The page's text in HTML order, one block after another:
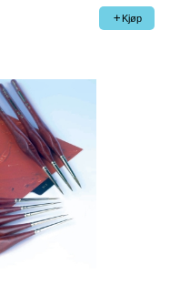
Kjøp